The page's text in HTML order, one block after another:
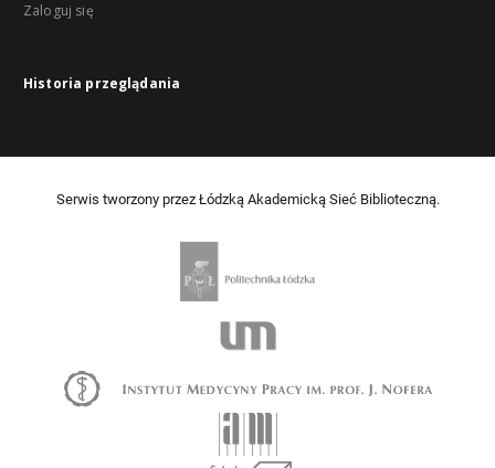
Zaloguj się
Historia przeglądania
Serwis tworzony przez Łódzką Akademicką Sieć Biblioteczną.